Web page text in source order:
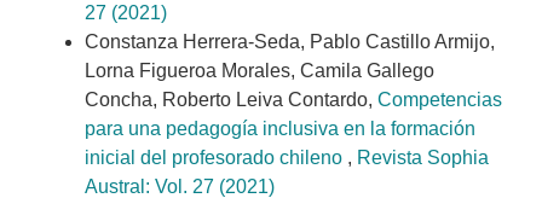
27 (2021)
Constanza Herrera-Seda, Pablo Castillo Armijo,
Lorna Figueroa Morales, Camila Gallego
Concha, Roberto Leiva Contardo, Competencias
para una pedagogía inclusiva en la formación
inicial del profesorado chileno , Revista Sophia
Austral: Vol. 27 (2021)